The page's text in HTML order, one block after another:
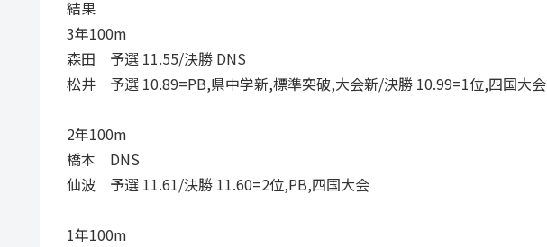
結果
3年100m
森田 予選 11.55/決勝 DNS
松井 予選 10.89=PB,県中学新,標準突破,大会新/決勝 10.99=1位,四国大会
2年100m
橋本 DNS
仙波 予選 11.61/決勝 11.60=2位,PB,四国大会
1年100m